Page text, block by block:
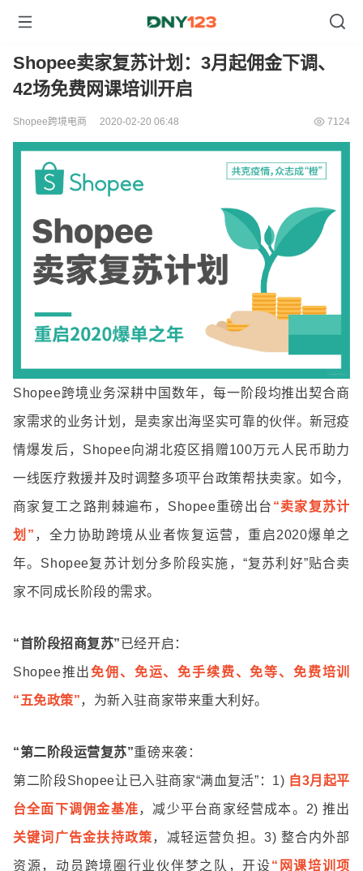
Shopee卖家复苏计划：3月起佣金下调、
42场免费网课培训开启
Shopee跨境电商 2020-02-20 06:48 7124
Shopee跨境业务深耕中国数年，每一阶段均推出契合商
家需求的业务计划，是卖家出海坚实可靠的伙伴。新冠疫
情爆发后，Shopee向湖北疫区捐赠100万元人民币助力
一线医疗救援并及时调整多项平台政策帮扶卖家。如今，
商家复工之路荆棘遍布，Shopee重磅出台 “卖家复苏计
划” ，全力协助跨境从业者恢复运营，重启2020爆单之
年。Shopee复苏计划分多阶段实施，“复苏利好”贴合卖
家不同成长阶段的需求。
“首阶段招商复苏” 已经开启：
Shopee推出免佣、免运、免手续费、免等、免费培训
“五免政策”，为新入驻商家带来重大利好。
“第二阶段运营复苏”重磅来袭：
第二阶段Shopee让已入驻商家“满血复活”：1) 自3月起平
台全面下调佣金基准，减少平台商家经营成本。2) 推出
关键词广告金扶持政策，减轻运营负担。3) 整合内外部
资源，动员跨境圈行业伙伴梦之队，开设“网课培训项